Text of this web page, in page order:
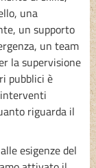
una
un supporto
un team
la supervisione
pubblici è
riguarda il
esigenze del